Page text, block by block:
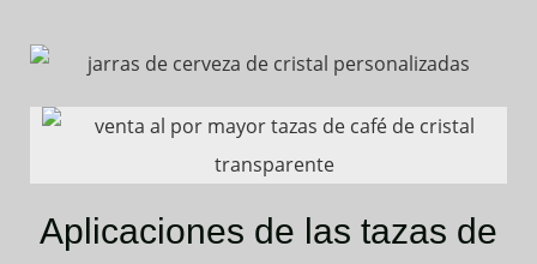
Aplicaciones de las tazas de